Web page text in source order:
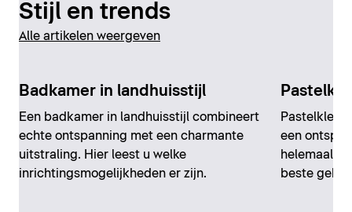
Stijl en trends
Alle artikelen weergeven
Badkamer in landhuisstijl
Een badkamer in landhuisstijl combineert
echte ontspanning met een charmante
uitstraling. Hier leest u welke
inrichtingsmogelijkheden er zijn.
een
helemaal in
beste